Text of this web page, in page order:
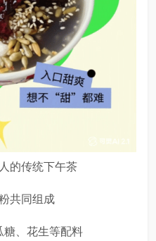
的传统下午茶
共同组成
糖、花生等配料